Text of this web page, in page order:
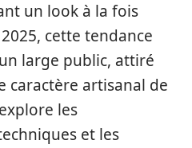
un look à la fois
cette tendance
large public, attiré
caractère artisanal de
les
et les